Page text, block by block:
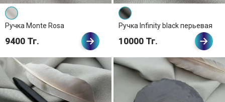
Ручка Monte Rosa
9400 Тг.
Ручка Infinity black перьевая
10000 Тг.